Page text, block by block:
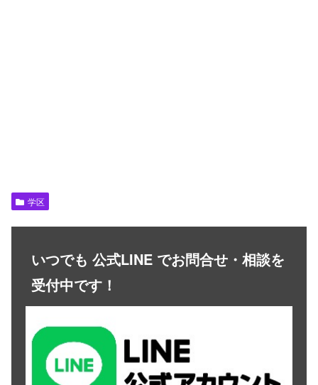
学区
いつでも 公式LINE でお問合せ・相談を
受付中です！